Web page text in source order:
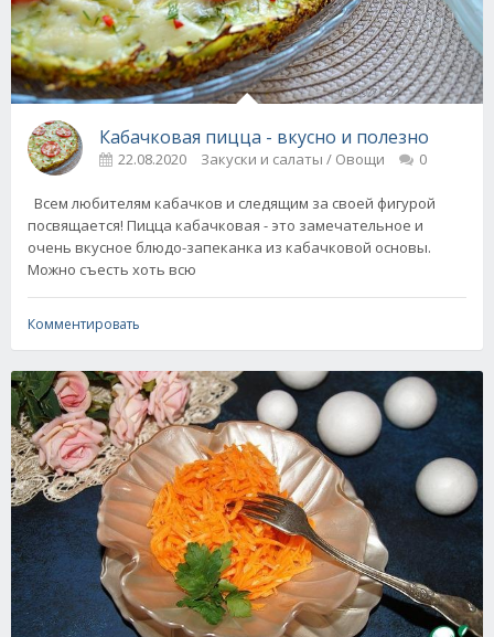
Кабачковая пицца - вкусно и полезно
22.08.2020 Закуски и салаты / Овощи 0
Всем любителям кабачков и следящим за своей фигурой
посвящается! Пицца кабачковая - это замечательное и
очень вкусное блюдо-запеканка из кабачковой основы.
Можно съесть хоть всю
Комментировать